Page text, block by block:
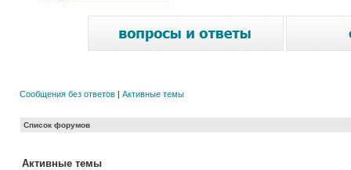
Сообщения без ответов | Активные темы
Список форумов
Активные темы